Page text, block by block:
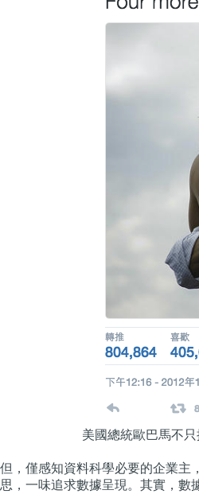
美國總統歐巴馬不
但，僅感知資料科學必要的企業主
思，一味追求數據呈現。其實，數